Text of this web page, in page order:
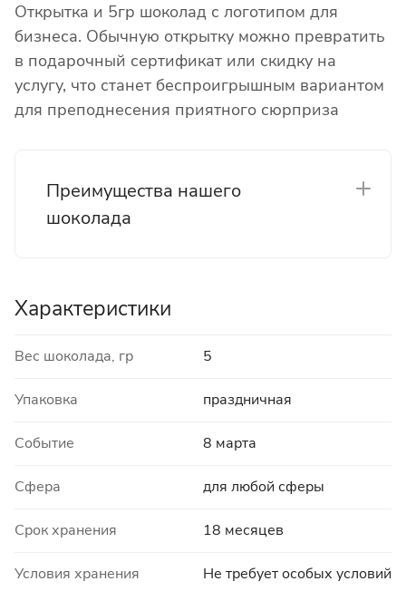
Открытка и 5гр шоколад с логотипом для
бизнеса. Обычную открытку можно превратить
в подарочный сертификат или скидку на
услугу, что станет беспроигрышным вариантом
для преподнесения приятного сюрприза
Преимущества нашего
шоколада
Характеристики
Вес шоколада, гр 5
Упаковка праздничная
Событие 8 марта
Сфера для любой сферы
Срок хранения 18 месяцев
Условия хранения
Не требует особых условий